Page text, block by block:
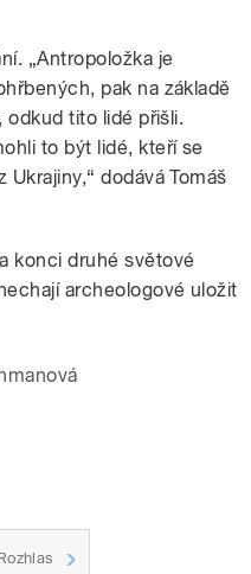
„Antropoložka je
pak na základě
tito lidé přišli.
to být lidé, kteří se
dodává Tomáš
konci druhé světové
archeologové uložit